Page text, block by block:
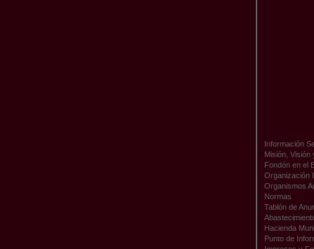
Información
Misión, Visión
Fondón en el
Organización
Organismos
Normas
Tablón de
Hacienda
Punto de